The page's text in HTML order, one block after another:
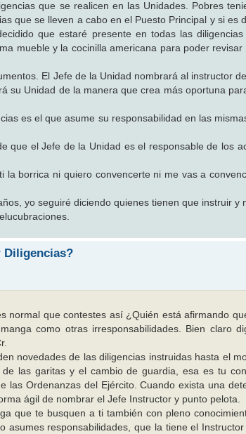
que se realicen en las Unidades. Pobres
que se lleven a cabo en el Puesto Principal y si es
que estaré presente en todas las
mueble y la cocinilla americana para poder
El Jefe de la Unidad nombrará al instructor
su Unidad de la manera que crea más oportuna
es el que asume su responsabilidad en las
que el Jefe de la Unidad es el responsable de los
la borrica ni quiero convencerte ni me vas a
yo seguiré diciendo quienes tienen que instruir y
Diligencias?
normal que contestes así ¿Quién está afirmando
como otras irresponsabilidades. Bien claro
novedades de las diligencias instruidas hasta el
las garitas y el cambio de guardia, esa es tu
las Ordenanzas del Ejército. Cuando exista una
ágil de nombrar el Jefe Instructor y punto pelota.
que te busquen a ti también con pleno
asumes responsabilidades, que la tiene el